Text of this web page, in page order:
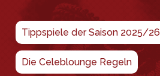
Tippspiele der Saison 2025/26
Die Celeblounge Regeln